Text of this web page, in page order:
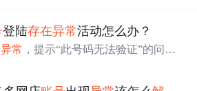
恢复、避免违规行为、提高账号
，提供了避免账号异常的使用建
登陆存在异常活动怎么办？
异常 ，提示“此号码无法验证”的问